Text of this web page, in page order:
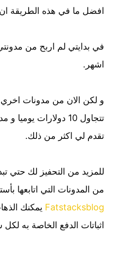
افضل ما في هذه الطريقة ان
اشهر.
و لكن الان من مدونات اخري
تتجاول 10 دولارات يوميا و
تقدم لي اكثر من ذلك.
للمزيد من التحفيز لك حتي
من المدونات التي اتابعها
Fatstacksblogيمكنك الذهاب
اثباتات الدفع الخاصة به لكل